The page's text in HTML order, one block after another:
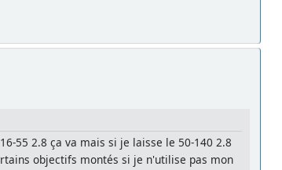
55 2.8 ça va mais si je laisse le 50-140 2.8
objectifs montés si je n'utilise pas mon